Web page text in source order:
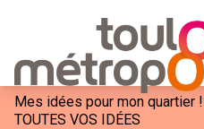
Mes idées pour mon quartier
TOUTES VOS IDÉES